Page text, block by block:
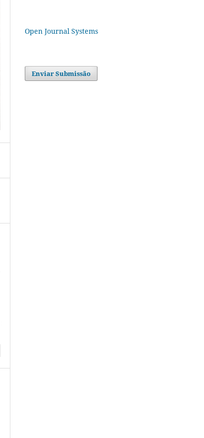
Open Journal Systems
Enviar Submissão